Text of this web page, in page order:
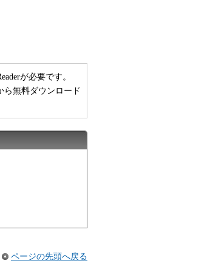
が必要です。
ら無料ダウンロード
ページの先頭へ戻る